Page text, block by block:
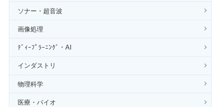
ソナー・超音波
画像処理
ﾃﾞｨｰﾌﾟﾗｰﾆﾝｸﾞ・AI
インダストリ
物理科学
医療・バイオ